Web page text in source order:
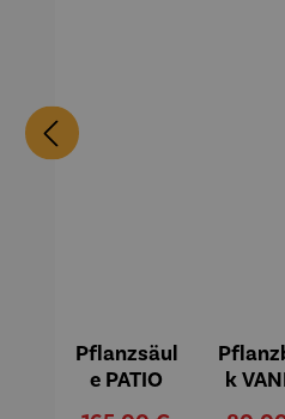
Pflanzsäul
e PATIO
k